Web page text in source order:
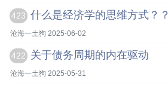
423 什么是经济学的思维方式？？
沧海一土狗 2025-06-02
422 关于债务周期的内在驱动
沧海一土狗 2025-05-31